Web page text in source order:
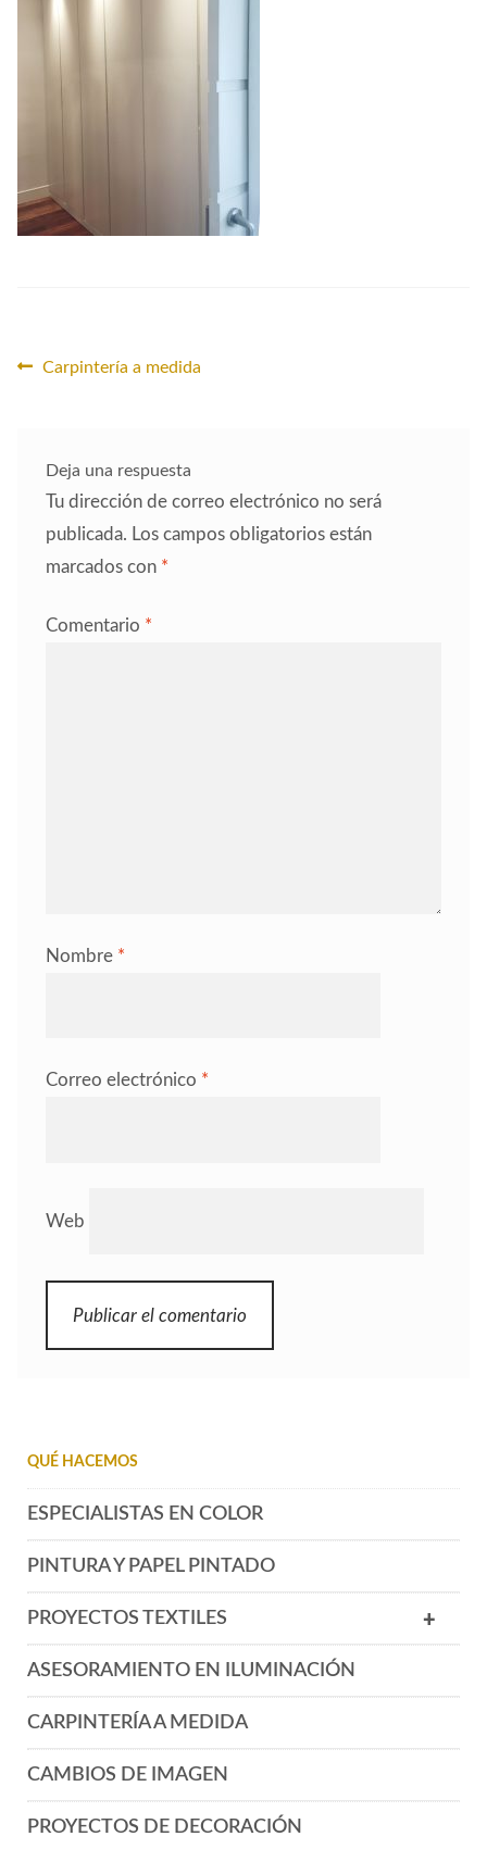
CONTACTO
Navegación
Anterior:
Carpintería a medida
Deja una respuesta
Tu dirección de correo electrónico no será
publicada. Los campos obligatorios están
marcados con *
Comentario *
Nombre *
Correo electrónico *
Web
QUÉ HACEMOS
ESPECIALISTAS EN COLOR
PINTURA Y PAPEL PINTADO
+
PROYECTOS TEXTILES
ASESORAMIENTO EN ILUMINACIÓN
CARPINTERÍA A MEDIDA
CAMBIOS DE IMAGEN
PROYECTOS DE DECORACIÓN